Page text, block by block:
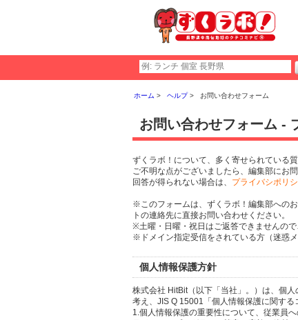
ホーム ヘルプ お問い合わせフォーム
お問い合わせフォーム -
ずくラボ！について、多く寄せられている
ご不明な点がございましたら、編集部にお
回答が得られない場合は、 プライバシポリ
※このフォームは、ずくラボ！編集部への
トの連絡先に直接お問い合わせください。
※土曜・日曜・祝日はご返答できませんので
※ドメイン指定受信をされている方（迷惑
個人情報保護方針
株式会社 HitBit（以下「当社」。）は、個
考え、JIS Q 15001「個人情報保護に関する
1.個人情報保護の重要性について、従業員